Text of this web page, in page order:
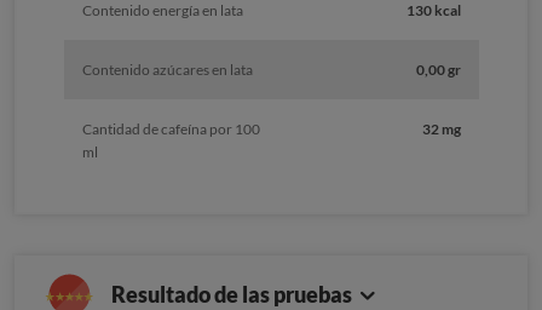
Contenido energía en lata 130 kcal
Contenido azúcares en lata 0,00 gr
Cantidad de cafeína por 100
ml
32 mg
Resultado de las pruebas